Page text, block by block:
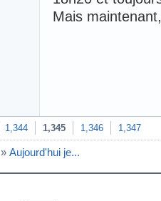
Mais
1,344 1,345 1,346 1,347
» Aujourd'hui je...